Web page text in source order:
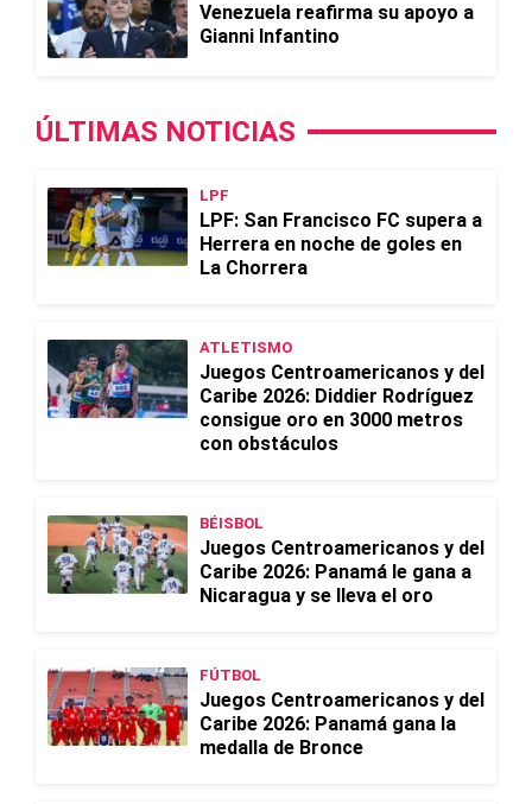
Venezuela reafirma su apoyo a
Gianni Infantino
ÚLTIMAS NOTICIAS
LPF
LPF: San Francisco FC supera a
Herrera en noche de goles en
La Chorrera
ATLETISMO
Juegos Centroamericanos y del
Caribe 2026: Diddier Rodríguez
consigue oro en 3000 metros
con obstáculos
BÉISBOL
Juegos Centroamericanos y del
Caribe 2026: Panamá le gana a
Nicaragua y se lleva el oro
FÚTBOL
Juegos Centroamericanos y del
Caribe 2026: Panamá gana la
medalla de Bronce